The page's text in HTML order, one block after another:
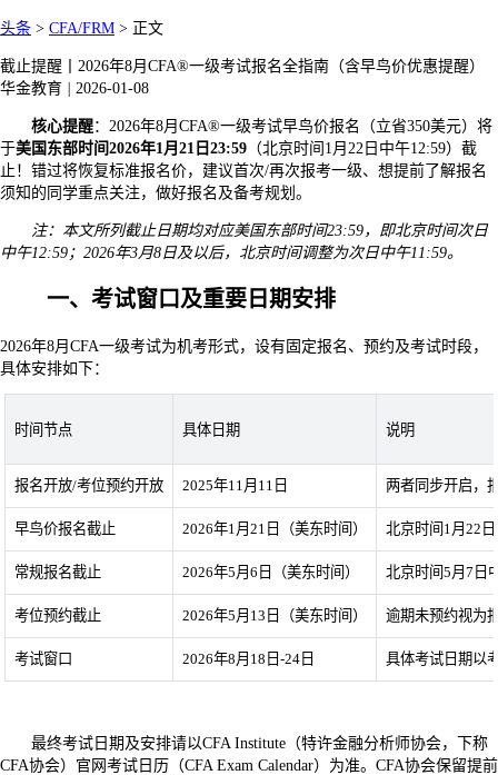
头条 > CFA/FRM > 正文
截止提醒丨2026年8月CFA®一级考试报名全指南（含早鸟价优惠提醒）
华金教育
2026-01-08
核心提醒：2026年8月CFA®一级考试早鸟价报名（立省350美元）将
于美国东部时间2026年1月21日23:59 （北京时间1月22日中午12:59）截
止！错过将恢复标准报名价，建议首次/再次报考一级、想提前了解报名
须知的同学重点关注，做好报名及备考规划。
注：本文所列截止日期均对应美国东部时间23:59，即北京时间次日
中午12:59；2026年3月8日及以后，北京时间调整为次日中午11:59。
一、考试窗口及重要日期安排
2026年8月CFA一级考试为机考形式，设有固定报名、预约及考试时段，
具体安排如下：
时间节点 具体日期 说明
报名开放/考位预约开放 2025年11月11日 两者同步开启，
早鸟价报名截止 2026年1月21日（美东时间） 北京时间1月22
常规报名截止 2026年5月6日（美东时间） 北京时间5月7日
考位预约截止 2026年5月13日（美东时间） 逾期未预约视为
考试窗口 2026年8月18日-24日 具体考试日期以
最终考试日期及安排请以CFA Institute（特许金融分析师协会，下称
CFA协会）官网考试日历（CFA Exam Calendar）为准。CFA协会保留提前